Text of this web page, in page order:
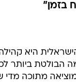
בזמן"
היא
מתוכה מדי